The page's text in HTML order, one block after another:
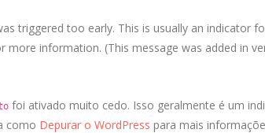
triggered too early. This is usually an indicator
more information. (This message was added in
foi ativado muito cedo. Isso geralmente é um
como Depurar o WordPress para mais